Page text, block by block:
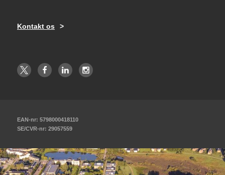
Kontakt os
EAN-nr: 5798000418110
SE/CVR-nr: 29057559